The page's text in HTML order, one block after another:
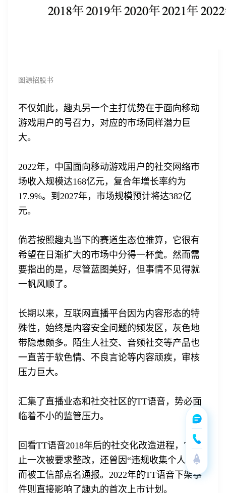
图源招股书
不仅如此，趣丸另一个主打优势在于面向移动
游戏用户的号召力，对应的市场同样潜力巨
大。
2022年，中国面向移动游戏用户的社交网络市
场收入规模达168亿元，复合年增长率约为
17.9%。到2027年，市场规模预计将达382亿
元。
倘若按照趣丸当下的赛道生态位推算，它很有
希望在日渐扩大的市场中分得一杯羹。然而需
要指出的是，尽管蓝图美好，但事情不见得就
一帆风顺了。
长期以来，互联网直播平台因为内容形态的特
殊性，始终是内容安全问题的频发区，灰色地
带隐患颇多。陌生人社交、音频社交等产品也
一直苦于软色情、不良言论等内容顽疾，审核
压力巨大。
汇集了直播业态和社交社区的TT语音，势必面
临着不小的监管压力。
回看TT语音2018年后的社交化改造进程，它不
止一次被要求整改，还曾因“违规收集个人信息”
而被工信部点名通报。2022年的TT语音下架事
件则直接影响了趣丸的首次上市计划。